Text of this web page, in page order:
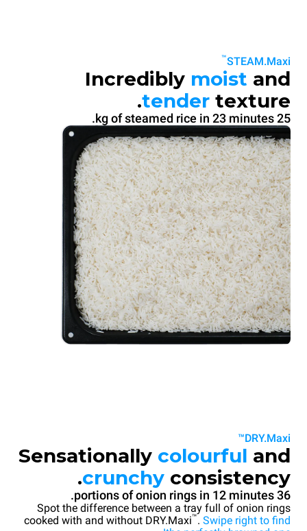
STEAM.Maxi
™
Incredibly moist and
tender texture.
25 kg of steamed rice in 23 minutes.
DRY.Maxi™
Sensationally colourful and
crunchy consistency.
36 portions of onion rings in 12 minutes.
Spot the difference between a tray full of onion rings
cooked with and without DRY.Maxi™. Swipe right to find